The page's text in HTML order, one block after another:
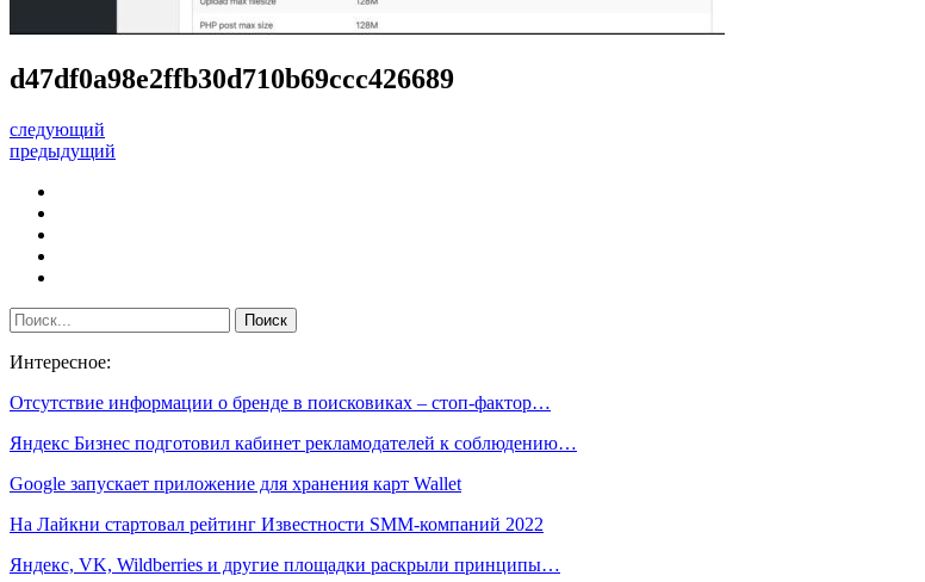
d47df0a98e2ffb30d710b69ccc426689
следующий
предыдущий
Интересное:
Отсутствие информации о бренде в поисковиках – стоп-фактор…
Яндекс Бизнес подготовил кабинет рекламодателей к соблюдению…
Google запускает приложение для хранения карт Wallet
На Лайкни стартовал рейтинг Известности SMM-компаний 2022
Яндекс, VK, Wildberries и другие площадки раскрыли принципы…